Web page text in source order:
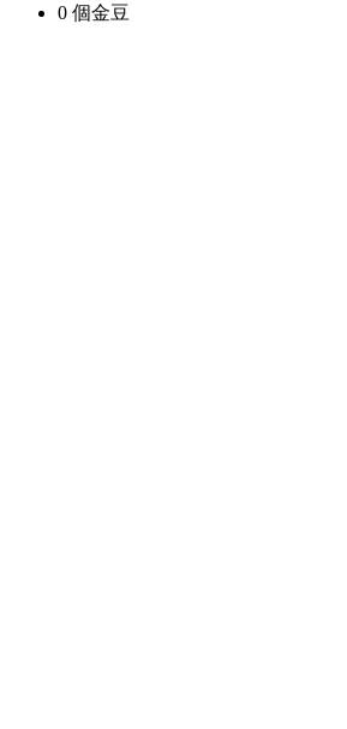
0 個金豆